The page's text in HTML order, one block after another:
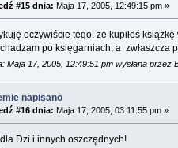
#15 dnia: Maja 17, 2005, 12:49:15 pm »
oczywiście tego, że kupiłeś
po księgarniach, a zwłaszcza
Maja 17, 2005, 12:49:51 pm wysłana przez
napisano
#16 dnia: Maja 17, 2005, 03:11:55 pm »
Dzi i innych oszczędnych!